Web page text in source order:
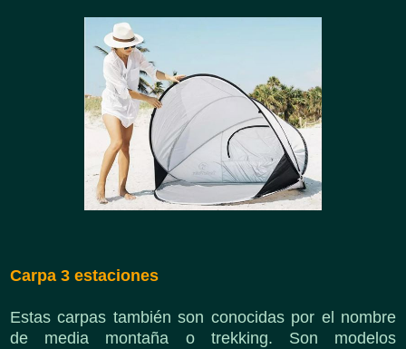
Carpa 3 estaciones
Estas carpas también son conocidas por el nombre
de media montaña o trekking. Son modelos